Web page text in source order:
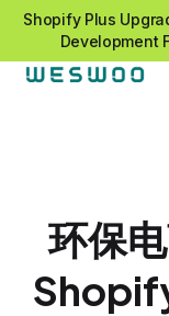
Shopify Plus
Development
环保